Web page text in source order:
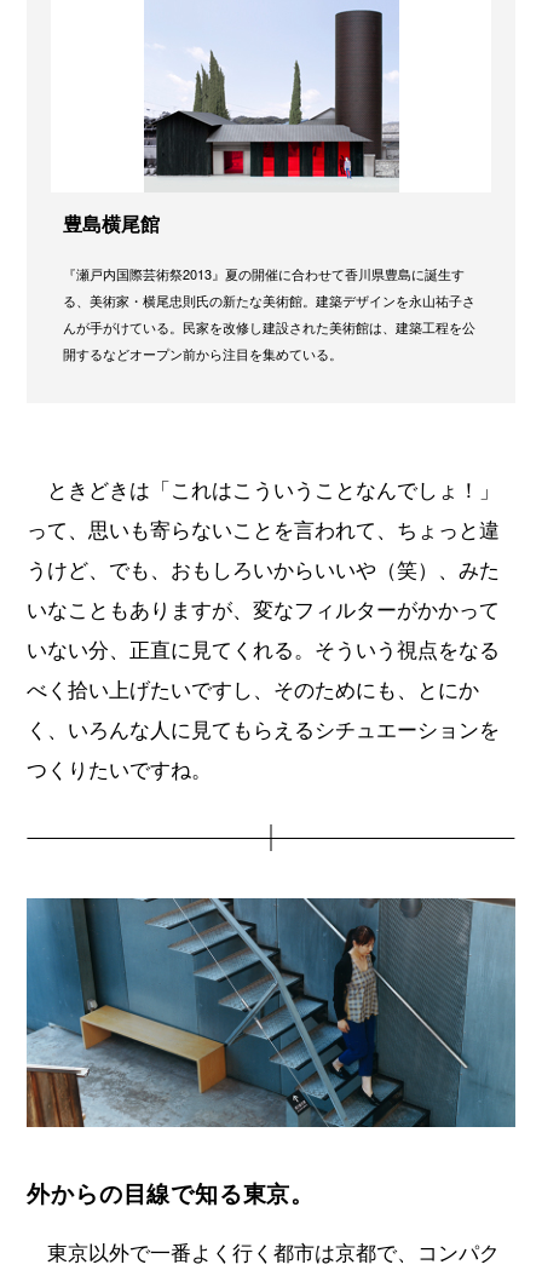
豊島横尾館
『瀬戸内国際芸術祭2013』夏の開催に合わせて香川県豊島に誕生す
る、美術家・横尾忠則氏の新たな美術館。建築デザインを永山祐子さ
んが手がけている。民家を改修し建設された美術館は、建築工程を公
開するなどオープン前から注目を集めている。
ときどきは「これはこういうことなんでしょ！」
って、思いも寄らないことを言われて、ちょっと違
うけど、でも、おもしろいからいいや（笑）、みた
いなこともありますが、変なフィルターがかかって
いない分、正直に見てくれる。そういう視点をなる
べく拾い上げたいですし、そのためにも、とにか
く、いろんな人に見てもらえるシチュエーションを
つくりたいですね。
外からの目線で知る東京。
東京以外で一番よく行く都市は京都で、コンパク